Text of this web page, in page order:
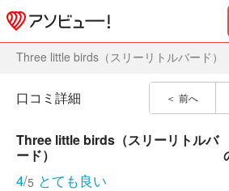
Three little birds（スリーリトルバード）
前へ
口コミ詳細
Three little birds（スリーリトルバ
ード）
4/5 とても良い